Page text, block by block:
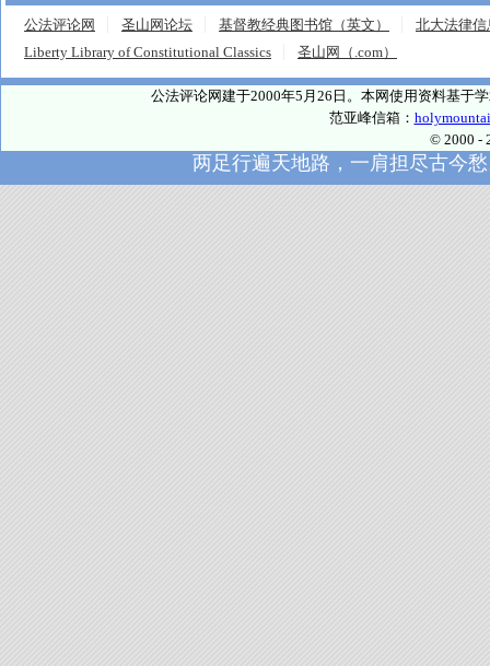
公法评论网 圣山网论坛 基督教经典图书馆（英文）
北大法律信
Liberty Library of Constitutional Classics
圣山网（.com）
公法评论网建于2000年5月26日。本网使用资料基于
范亚峰信箱：
© 2000 -
两足行遍天地路，一肩担尽古今